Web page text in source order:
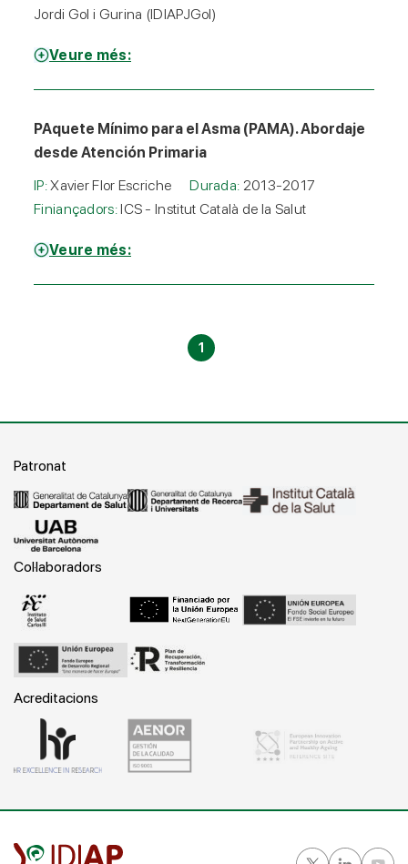
Jordi Gol i Gurina (IDIAPJGol)
Veure més:
PAquete Mínimo para el Asma (PAMA). Abordaje
desde Atención Primaria
IP:Xavier Flor Escriche Durada: 2013-2017
Finiançadors:ICS - Institut Català de la Salut
Veure més:
1
Patronat
Col·laboradors
Acreditacions